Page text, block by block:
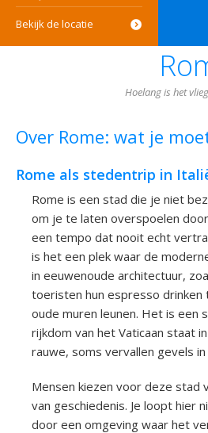
Bekijk de locatie
Hoelang is het
Over Rome: wat je
Rome als stedentrip in
Rome is een stad die je niet
om je te laten overspoelen
een tempo dat nooit echt
is het een plek waar de
in eeuwenoude architectuur,
toeristen hun espresso
oude muren leunen. Het is een
rijkdom van het Vaticaan staat
rauwe, soms vervallen gevels
Mensen kiezen voor deze stad
van geschiedenis. Je loopt hier
door een omgeving waar het